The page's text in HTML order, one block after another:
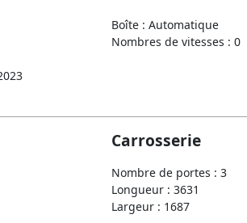
Boîte : Automatique
Nombres de vitesses : 0
Carrosserie
Nombre de portes : 3
Longueur : 3631
Largeur : 1687